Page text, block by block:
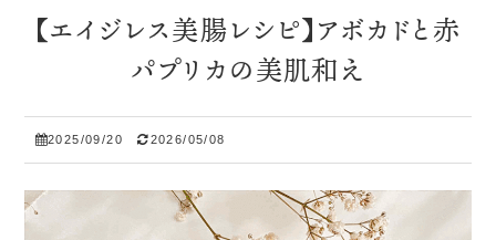
【エイジレス美腸レシピ】アボカドと赤
パプリカの美肌和え
2025/09/20 2026/05/08